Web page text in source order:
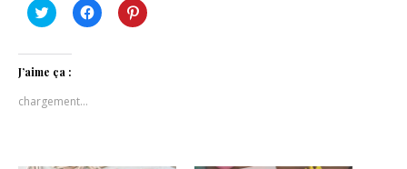
Cliquez
pour
Twitter(ouvre
dans
une
fenêtre)
Cliquez
pour
Cliquez
pour
J’aime ça :
chargement…